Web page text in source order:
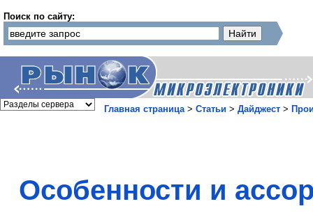
Поиск по сайту:
Главная страница> Статьи > Дайджест >
Особенности и